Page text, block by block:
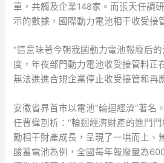
單，共觸及企業148家。而張天任調
示的數據，國際動力電池相干收受接
“這意味著今朝我國動力電池報廢后
度，年夜部門動力電池收受接管料正
無法進進合規企業停止收受接管和再
安徽省界首市以電池“輪迴經濟”著名
任曹偉剖析：“輪迴經濟財產的進門
勵相干財產成長，呈現了一哄而上、
酸蓄電池為例，全國每年報廢量為